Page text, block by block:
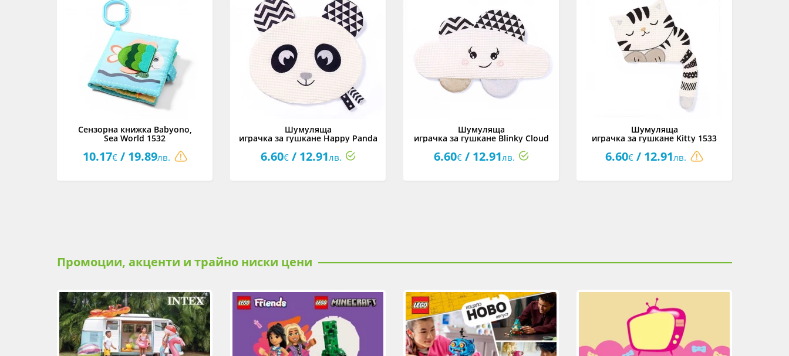
Сензорна книжка Babyono,
Sea World 1532
10.17€/ 19.89лв.
Шумуляща
играчка за гушкане Happy Panda
6.60€/ 12.91лв.
Шумуляща
играчка за гушкане Blinky Cloud
6.60€/ 12.91лв.
Шумуляща
играчка за гушкане Kitty 1533
6.60€ / 12.91лв.
Промоции, акценти и трайно ниски цени